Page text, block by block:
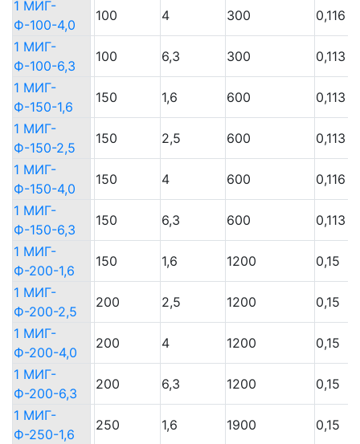
1 МИГ-
Ф-100-4,0
1 МИГ-
Ф-100-6,3
1 МИГ-
Ф-150-1,6
1 МИГ-
Ф-150-2,5
1 МИГ-
Ф-150-4,0
1 МИГ-
Ф-150-6,3
1 МИГ-
Ф-200-1,6
1 МИГ-
Ф-200-2,5
1 МИГ-
Ф-200-4,0
1 МИГ-
Ф-200-6,3
1 МИГ-
Ф-250-1,6
1 МИГ-
Ф-100-4,0
100 4 300
0,116
1 МИГ-
Ф-100-6,3
100 6,3 300
0,113
1 МИГ-
Ф-150-1,6
150 1,6 600
0,113
1 МИГ-
Ф-150-2,5
150 2,5 600
0,113
1 МИГ-
Ф-150-4,0
150 4 600
0,116
1 МИГ-
Ф-150-6,3
150 6,3 600
0,113
1 МИГ-
Ф-200-1,6
150 1,6 1200
0,15
1 МИГ-
Ф-200-2,5
200 2,5 1200
0,15
1 МИГ-
Ф-200-4,0
200 4 1200
0,15
1 МИГ-
Ф-200-6,3
200 6,3 1200
0,15
1 МИГ-
Ф-250-1,6
250 1,6 1900
0,15